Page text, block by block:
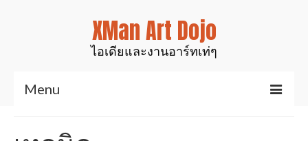
XMan Art Dojo
ไอเดียและงานอาร์ทเท่ๆ
Menu